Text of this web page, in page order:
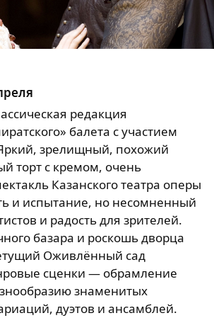
редакция
балета с участием
зрелищный, похожий
торт с кремом, очень
Казанского театра оперы
и испытание, но несомненный
и радость для зрителей.
базара и роскошь дворца
Оживлённый сад
сценки — обрамление
знаменитых
дуэтов и ансамблей.